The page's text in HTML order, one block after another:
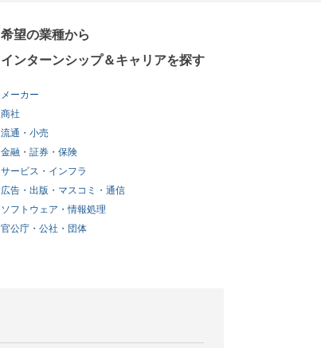
希望の業種から
インターンシップ＆キャリアを探す
メーカー
商社
流通・小売
金融・証券・保険
サービス・インフラ
広告・出版・マスコミ・通信
ソフトウェア・情報処理
官公庁・公社・団体